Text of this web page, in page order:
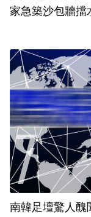
家急築沙包牆擋
南韓足壇驚人醜